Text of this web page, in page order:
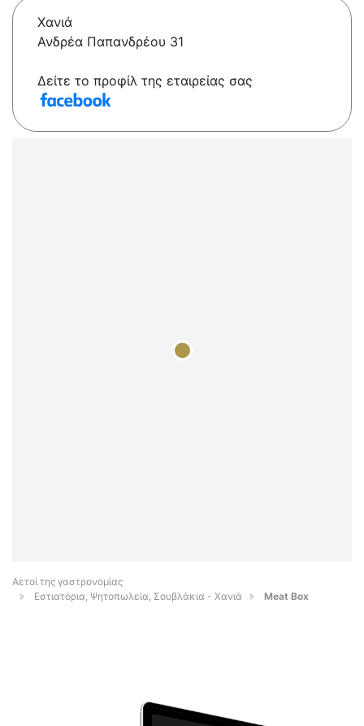
Χανιά
Ανδρέα Παπανδρέου 31
Δείτε το προφίλ της εταιρείας σας
Αετοί της γαστρονομίας
Εστιατόρια, Ψητοπωλεία, Σουβλάκια - Χανιά
Meat Box